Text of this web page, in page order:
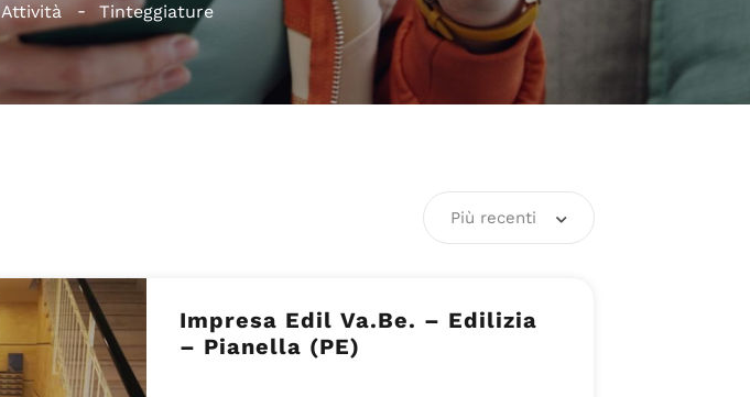
Attività Tinteggiature
Più recenti
Impresa Edil Va.Be. – Edilizia
– Pianella (PE)